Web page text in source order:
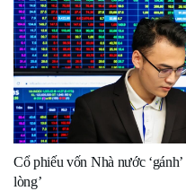
Cổ phiếu vốn Nhà nước
lòng’